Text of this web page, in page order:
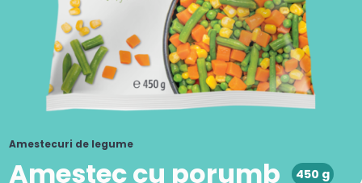
Amestecuri de legume
Amestec cu porumb 450 g